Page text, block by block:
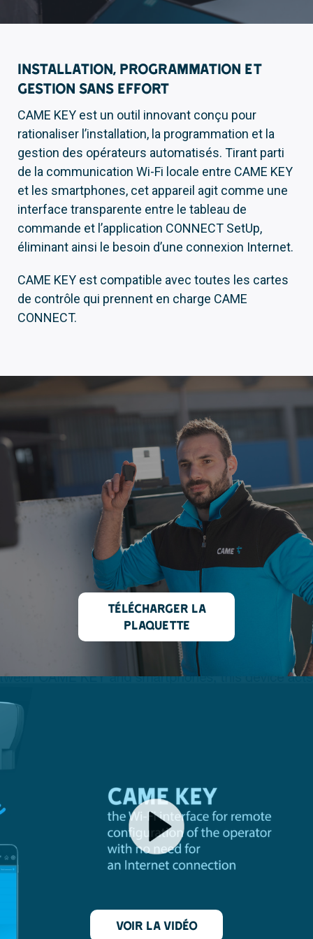
Installation, programmation et
gestion sans effort
CAME KEY est un outil innovant conçu pour
rationaliser l’installation, la programmation et la
gestion des opérateurs automatisés. Tirant parti
de la communication Wi-Fi locale entre CAME KEY
et les smartphones, cet appareil agit comme une
interface transparente entre le tableau de
commande et l’application CONNECT SetUp,
éliminant ainsi le besoin d’une connexion Internet.
CAME KEY est compatible avec toutes les cartes
de contrôle qui prennent en charge CAME
CONNECT.
Télécharger la
plaquette
Voir la vidéo